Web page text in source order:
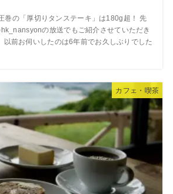
巻の「厚切りタンステーキ」は180g超！ 先
の放送でもご紹介させていただき
以前お伺いしたのは6年前でお久しぶりでした
カフェ・喫茶